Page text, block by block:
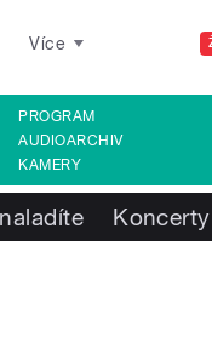
Více
PROGRAM
AUDIOARCHIV
KAMERY
Koncerty